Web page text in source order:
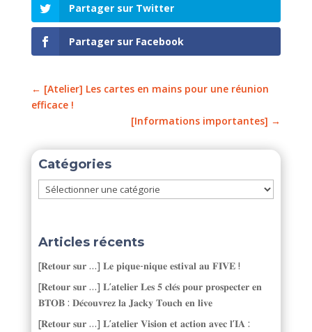
Partager sur Twitter
Partager sur Facebook
← [Atelier] Les cartes en mains pour une réunion
efficace !
[Informations importantes] →
Catégories
Catégories
Articles récents
[𝐑𝐞𝐭𝐨𝐮𝐫 𝐬𝐮𝐫 …] 𝐋𝐞 𝐩𝐢𝐪𝐮𝐞-𝐧𝐢𝐪𝐮𝐞 𝐞𝐬𝐭𝐢𝐯𝐚𝐥 𝐚𝐮 𝐅𝐈𝐕𝐄 !
[𝐑𝐞𝐭𝐨𝐮𝐫 𝐬𝐮𝐫 …] 𝐋’𝐚𝐭𝐞𝐥𝐢𝐞𝐫 𝐋𝐞𝐬 𝟓 𝐜𝐥𝐞́𝐬 𝐩𝐨𝐮𝐫 𝐩𝐫𝐨𝐬𝐩𝐞𝐜𝐭𝐞𝐫 𝐞𝐧
𝐁𝐓𝐎𝐁 : 𝐃𝐞́𝐜𝐨𝐮𝐯𝐫𝐞𝐳 𝐥𝐚 𝐉𝐚𝐜𝐤𝐲 𝐓𝐨𝐮𝐜𝐡 𝐞𝐧 𝐥𝐢𝐯𝐞
[𝐑𝐞𝐭𝐨𝐮𝐫 𝐬𝐮𝐫 …] 𝐋’𝐚𝐭𝐞𝐥𝐢𝐞𝐫 𝐕𝐢𝐬𝐢𝐨𝐧 𝐞𝐭 𝐚𝐜𝐭𝐢𝐨𝐧 𝐚𝐯𝐞𝐜 𝐥’𝐈𝐀 :